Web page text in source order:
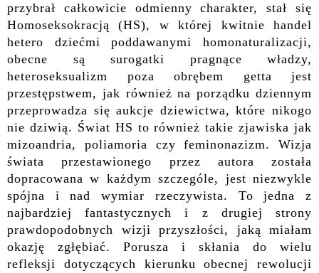
przybrał całkowicie odmienny charakter, stał się
Homoseksokracją (HS), w której kwitnie handel
hetero dziećmi poddawanymi homonaturalizacji,
obecne są surogatki pragnące władzy,
heteroseksualizm poza obrębem getta jest
przestępstwem, jak również na porządku dziennym
przeprowadza sięaukcje dziewictwa,które nikogo
nie dziwią. Świat HS to również takie zjawiska jak
mizoandria, poliamoria czy feminonazizm. Wizja
świata przestawionego przez autora została
dopracowana w każdym szczególe, jest niezwykle
spójna inad wymiar rzeczywista. To jedna z
najbardziej fantastycznych i z drugiej strony
prawdopodobnych wizji przyszłości, jaką miałam
okazję zgłębiać. Porusza i skłania do wielu
refleksji dotyczących kierunku obecnej rewolucji